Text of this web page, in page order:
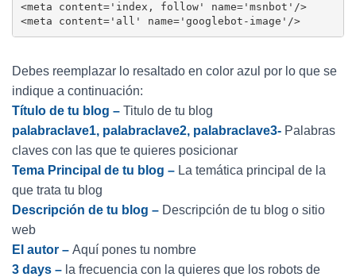
<meta content='index, follow' name='msnbot'/>
<meta content='all' name='googlebot-image'/>
Debes reemplazar lo resaltado en color azul por lo que se
indique a continuación:
Título de tu blog – Titulo de tu blog
palabraclave1, palabraclave2, palabraclave3- Palabras
claves con las que te quieres posicionar
Tema Principal de tu blog – La temática principal de la
que trata tu blog
Descripción de tu blog – Descripción de tu blog o sitio
web
El autor – Aquí pones tu nombre
3 days – la frecuencia con la quieres que los robots de